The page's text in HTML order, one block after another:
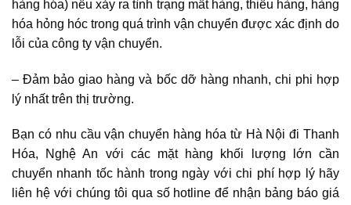
hàng hóa) nếu xảy ra tình trạng mất hàng, thiếu hàng, hàng
hóa hỏng hóc trong quá trình vận chuyển được xác định do
lỗi của công ty vận chuyển.
– Đảm bảo giao hàng và bốc dỡ hàng nhanh, chi phi hợp
lý nhất trên thị trường.
Bạn có nhu cầu vận chuyển hàng hóa từ Hà Nội đi Thanh
Hóa, Nghệ An với các mặt hàng khối lượng lớn cần
chuyển nhanh tốc hành trong ngày với chi phí hợp lý hãy
liên hệ với chúng tôi qua số hotline để nhận bảng báo giá